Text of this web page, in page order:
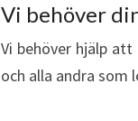
Vi behöver
Vi behöver hjälp
och alla andra som